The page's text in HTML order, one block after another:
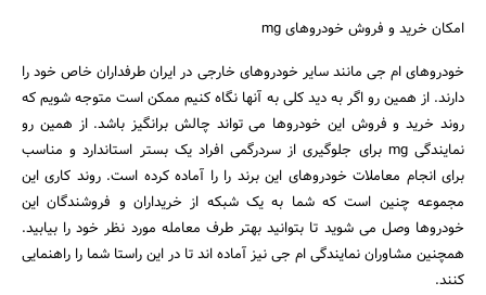
امکان خرید و فروش خودروهای mg
خودروهای ام جی مانند سایر خودروهای خارجی در ایران طرفداران خاص خود را
دارند. از همین رو اگر به دید کلی به آنها نگاه کنیم ممکن است متوجه شویم که
روند خرید و فروش این خودروها می‌ تواند چالش برانگیز باشد. از همین‌ رو
نمایندگی mg برای جلوگیری از سردرگمی افراد یک بستر استاندارد و مناسب
برای انجام معاملات خودروهای این برند را را آماده کرده است. روند کاری این
مجموعه چنین است که شما به یک شبکه از خریداران و فروشندگان این
خودرو‌ها وصل می‌ شوید تا بتوانید بهتر طرف معامله مورد نظر خود را بیابید.
همچنین مشاوران نمایندگی ام‌ جی نیز آماده اند تا در این راستا شما را راهنمایی
کنند.